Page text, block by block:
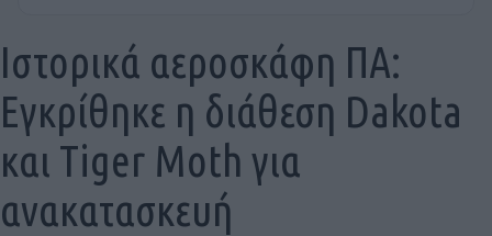
Ιστορικά αεροσκάφη ΠΑ:
Εγκρίθηκε η διάθεση Dakota
και Tiger Moth για
ανακατασκευή